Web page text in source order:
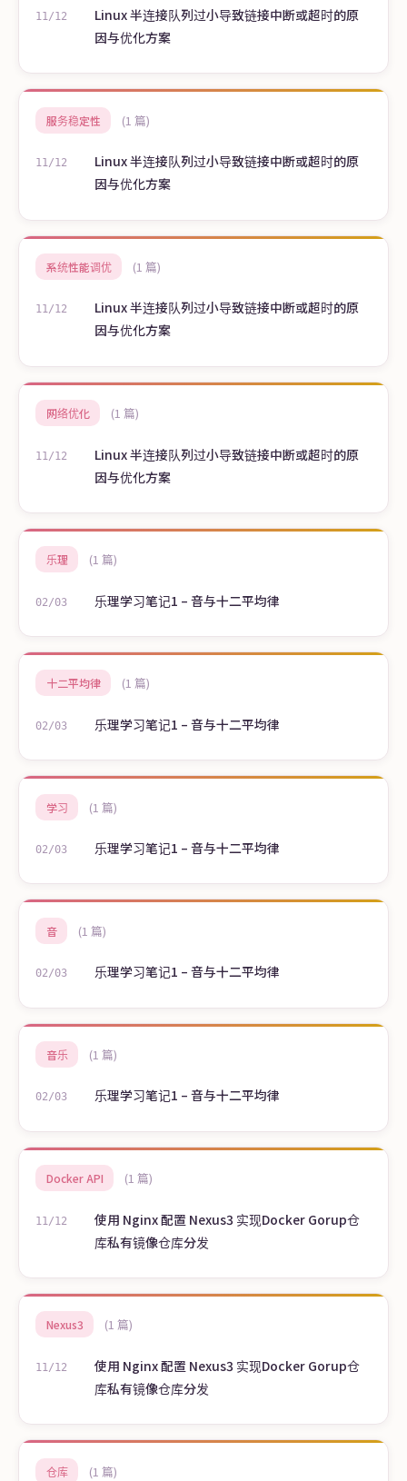
11/12
Linux 半连接队列过小导致链接中断或超时的原
因与优化方案
服务稳定性 (1 篇)
11/12
Linux 半连接队列过小导致链接中断或超时的原
因与优化方案
系统性能调优 (1 篇)
11/12
Linux 半连接队列过小导致链接中断或超时的原
因与优化方案
网络优化 (1 篇)
11/12
Linux 半连接队列过小导致链接中断或超时的原
因与优化方案
乐理 (1 篇)
02/03 乐理学习笔记1 – 音与十二平均律
十二平均律 (1 篇)
02/03 乐理学习笔记1 – 音与十二平均律
学习 (1 篇)
02/03 乐理学习笔记1 – 音与十二平均律
音 (1 篇)
02/03 乐理学习笔记1 – 音与十二平均律
音乐 (1 篇)
02/03 乐理学习笔记1 – 音与十二平均律
Docker API (1 篇)
11/12
使用 Nginx 配置 Nexus3 实现Docker Gorup仓
库私有镜像仓库分发
Nexus3 (1 篇)
11/12
使用 Nginx 配置 Nexus3 实现Docker Gorup仓
库私有镜像仓库分发
仓库 (1 篇)